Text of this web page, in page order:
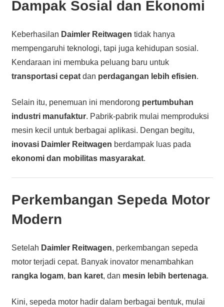
Dampak Sosial dan Ekonomi
Keberhasilan Daimler Reitwagen tidak hanya
mempengaruhi teknologi, tapi juga kehidupan sosial.
Kendaraan ini membuka peluang baru untuk
transportasi cepatdan perdagangan lebih efisien.
Selain itu, penemuan ini mendorong pertumbuhan
industri manufaktur. Pabrik-pabrik mulai memproduksi
mesin kecil untuk berbagai aplikasi. Dengan begitu,
inovasi Daimler Reitwagen berdampak luas pada
ekonomi dan mobilitas masyarakat.
Perkembangan Sepeda Motor
Modern
Setelah Daimler Reitwagen, perkembangan sepeda
motor terjadi cepat. Banyak inovator menambahkan
rangka logam, ban karet, dan mesin lebih bertenaga.
Kini, sepeda motor hadir dalam berbagai bentuk, mulai